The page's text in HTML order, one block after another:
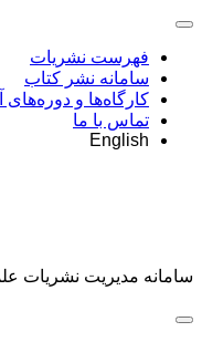
فهرست نشریات
سامانه نشر کتاب
کارگاه‌ها و
تماس با ما
English
سامانه مدیریت نشریات